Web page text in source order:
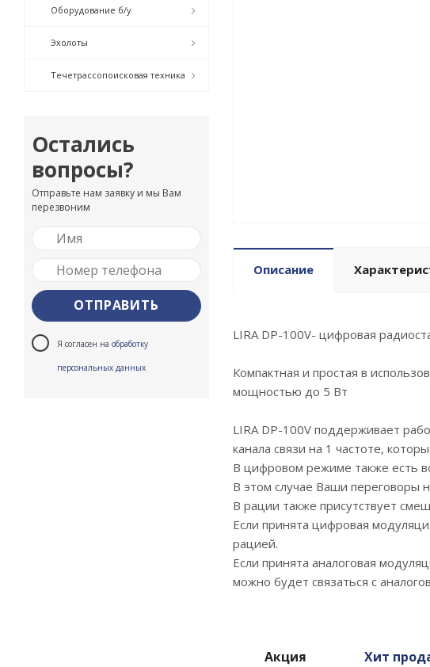
Описание
LIRA DP-100V- цифровая
Компактная и простая в
мощностью до 5 Вт
LIRA DP-100V поддерживает
канала связи на 1 частоте,
В цифровом режиме также есть
В этом случае Ваши переговоры
В рации также присутствует
Если принята цифровая
рацией.
Если принята аналоговая
можно будет связаться с
Акция Хит
Оборудование б/у
Эхолоты
Течетрассопоисковая техника
Остались
вопросы?
Отправьте нам заявку и мы Вам
перезвоним
Я согласен на обработку
персональных данных